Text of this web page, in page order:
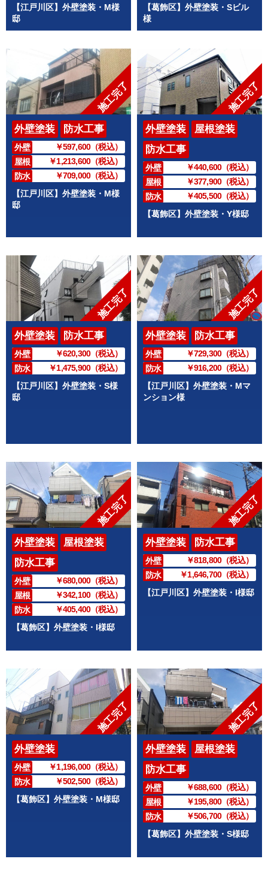
【江戸川区】外壁塗装・M様
邸
【葛飾区】外壁塗装・Sビル
様
施工完了
外壁塗装 防水工事
外壁
￥597,600（税込）
屋根
￥1,213,600（税込）
防水
￥709,000（税込）
【江戸川区】外壁塗装・M様
邸
施工完了
外壁塗装
屋根塗装
防水工事
外壁
￥440,600（税込）
屋根
￥377,900（税込）
防水
￥405,500（税込）
【葛飾区】外壁塗装・Y様邸
施工完了
外壁塗装 防水工事
外壁
￥620,300（税込）
防水
￥1,475,900（税込）
【江戸川区】外壁塗装・S様
邸
施工完了
外壁塗装 防水工事
外壁
￥729,300（税込）
防水
￥916,200（税込）
【江戸川区】外壁塗装・Mマ
ンション様
施工完了
外壁塗装
屋根塗装
防水工事
外壁
￥680,000（税込）
屋根
￥342,100（税込）
防水
￥405,400（税込）
【葛飾区】外壁塗装・I様邸
施工完了
外壁塗装 防水工事
外壁
￥818,800（税込）
防水
￥1,646,700（税込）
【江戸川区】外壁塗装・I様邸
施工完了
外壁塗装
外壁
￥1,196,000（税込）
防水
￥502,500（税込）
【葛飾区】外壁塗装・M様邸
施工完了
外壁塗装
屋根塗装
防水工事
外壁
￥688,600（税込）
屋根
￥195,800（税込）
防水
￥506,700（税込）
【葛飾区】外壁塗装・S様邸